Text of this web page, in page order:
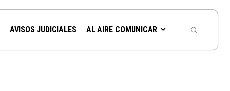
AVISOS JUDICIALES AL AIRE COMUNICAR